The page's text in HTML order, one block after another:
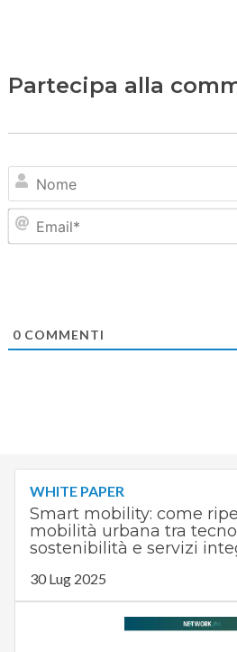
Partecipa alla
0COMMENTI
WHITE PAPER
Smart mobility: come
mobilità urbana tra
sostenibilità e servizi
30 Lug 2025